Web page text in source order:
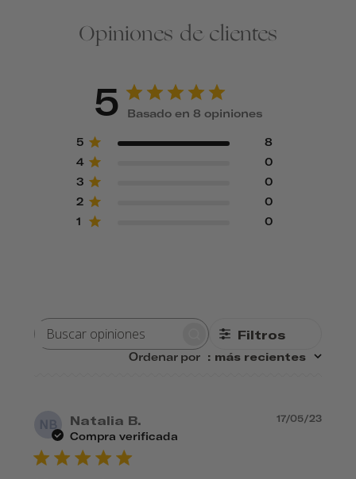
Opiniones de clientes
5 Basado en 8 opiniones
5
8
4
0
3
0
2
0
1
0
BUSCAR
OPINIONES
Filtros
Ordenar por : más recientes
NB Natalia B.
Compra verificada
17/05/23